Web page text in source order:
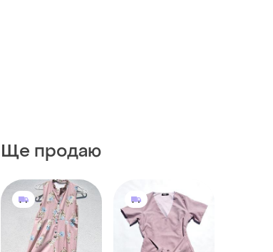
Ще продаю